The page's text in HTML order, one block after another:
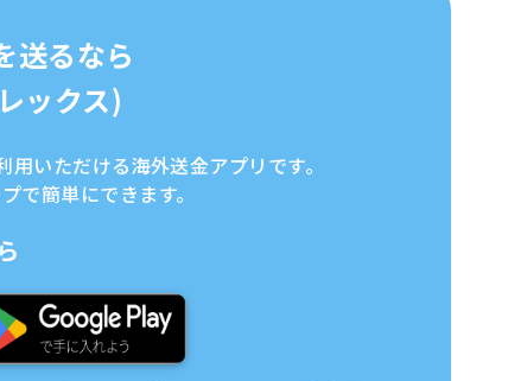
送るなら
ックス)
いただける海外送金アプリです。
で簡単にできます。